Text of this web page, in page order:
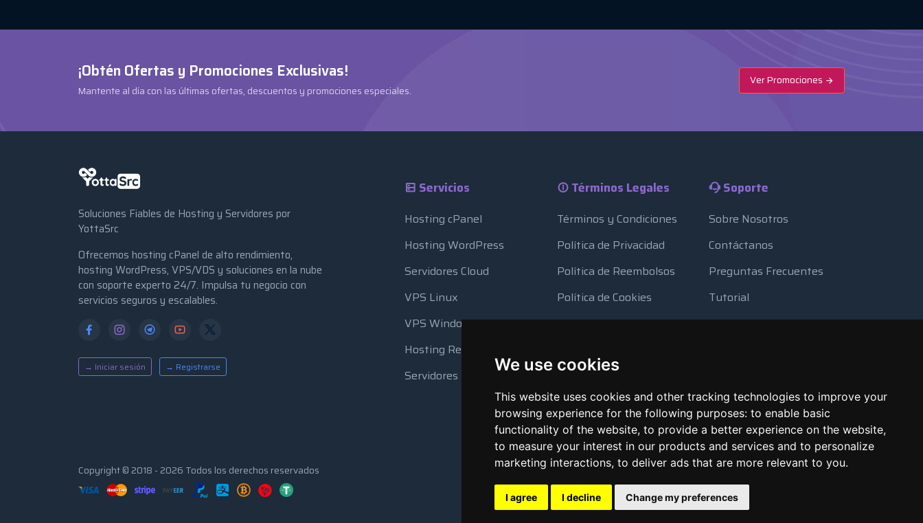
We use cookies
This website uses cookies and other tracking technologies to improve your
browsing experience for the following purposes: to enable basic
functionality of the website, to provide a better experience on the website,
to measure your interest in our products and services and to personalize
marketing interactions, to deliver ads that are more relevant to you.
I agree I decline Change my preferences
¡Obtén Ofertas y Promociones Exclusivas!
Mantente al día con las últimas ofertas, descuentos y promociones especiales.
Ver Promociones
Soluciones Fiables de Hosting y Servidores por
YottaSrc
Ofrecemos hosting cPanel de alto rendimiento,
hosting WordPress, VPS/VDS y soluciones en la nube
con soporte experto 24/7. Impulsa tu negocio con
servicios seguros y escalables.
→ Iniciar sesión → Registrarse
Servicios
Hosting cPanel
Hosting WordPress
Servidores Cloud
VPS Linux
VPS Windows
Hosting Reseller
Servidores Dedicados
Términos Legales
Términos y Condiciones
Política de Privacidad
Política de Reembolsos
Política de Cookies
Uso de Recursos
Automática
Soporte
Sobre Nosotros
Contáctanos
Preguntas Frecuentes
Tutorial
Blog
Reportar Abuso
Copyright © 2018 - 2026 Todos los derechos reservados